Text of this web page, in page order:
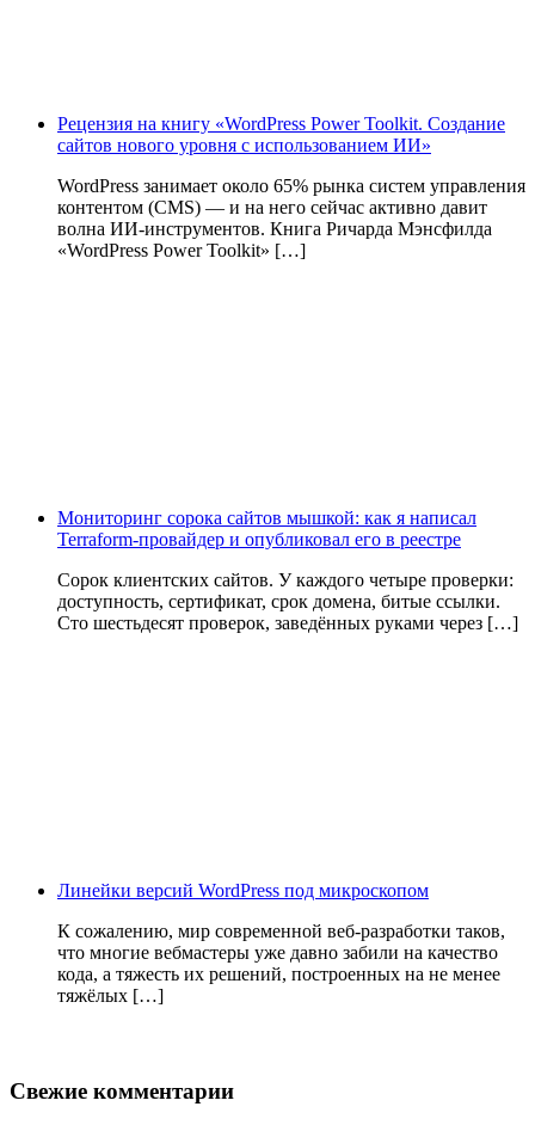
Рецензия на книгу «WordPress Power Toolkit. Создание
сайтов нового уровня с использованием ИИ»
WordPress занимает около 65% рынка систем управления
контентом (CMS) — и на него сейчас активно давит
волна ИИ‑инструментов. Книга Ричарда Мэнсфилда
«WordPress Power Toolkit» […]
Мониторинг сорока сайтов мышкой: как я написал
Terraform-провайдер и опубликовал его в реестре
Сорок клиентских сайтов. У каждого четыре проверки:
доступность, сертификат, срок домена, битые ссылки.
Сто шестьдесят проверок, заведённых руками через […]
Линейки версий WordPress под микроскопом
К сожалению, мир современной веб-разработки таков,
что многие вебмастеры уже давно забили на качество
кода, а тяжесть их решений, построенных на не менее
тяжёлых […]
Свежие комментарии